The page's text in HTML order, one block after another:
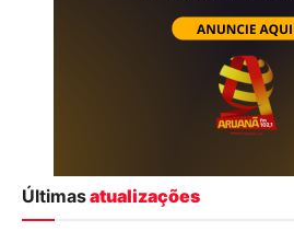
Últimasatualizações